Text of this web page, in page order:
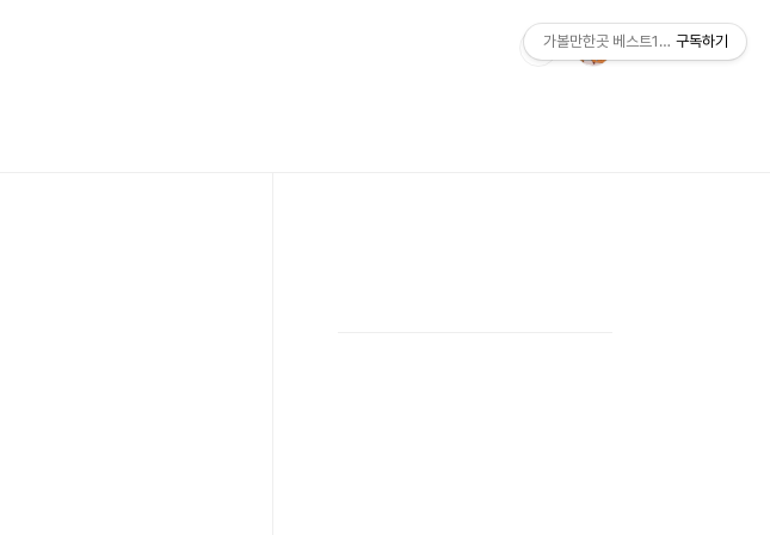
가볼만한곳 베스트10 ZIP구독하기